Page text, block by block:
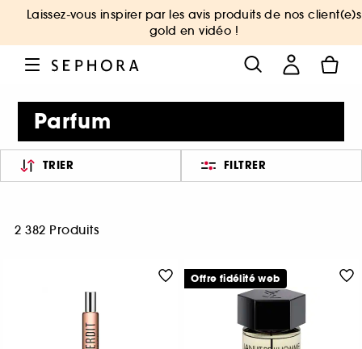
Laissez-vous inspirer par les avis produits de nos client(e)s
gold en vidéo !
Parfum
TRIER FILTRER
2 382 Produits
Offre fidélité web